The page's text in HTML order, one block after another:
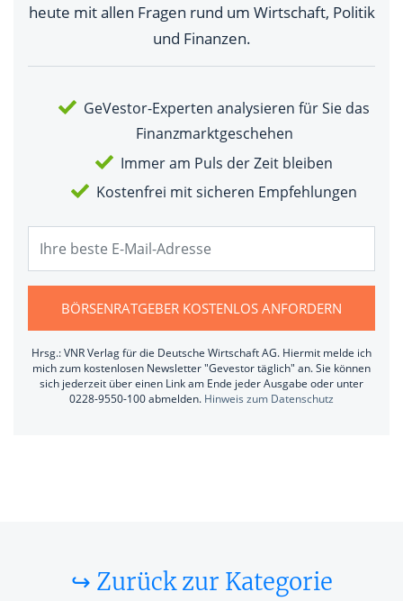
heute mit allen Fragen rund um Wirtschaft, Politik
und Finanzen.
GeVestor-Experten analysieren für Sie das
Finanzmarktgeschehen
Immer am Puls der Zeit bleiben
Kostenfrei mit sicheren Empfehlungen
BÖRSENRATGEBER KOSTENLOS ANFORDERN
Hrsg.: VNR Verlag für die Deutsche Wirtschaft AG. Hiermit melde ich
mich zum kostenlosen Newsletter "Gevestor täglich" an. Sie können
sich jederzeit über einen Link am Ende jeder Ausgabe oder unter
0228-9550-100 abmelden. Hinweis zum Datenschutz
↪ Zurück zur Kategorie